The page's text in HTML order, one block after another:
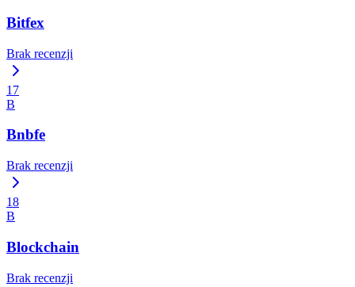
Bitfex
Brak recenzji
17
B
Bnbfe
Brak recenzji
18
B
Blockchain
Brak recenzji